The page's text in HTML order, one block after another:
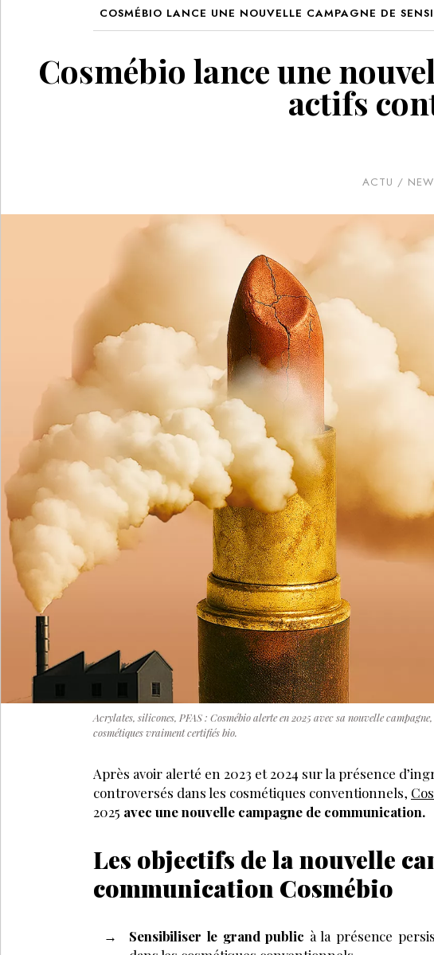
COSMÉBIO LANCE UNE NOUVELLE CAMPAGNE DE
Cosmébio lance une
actifs
ACTU /
Acrylates, silicones, PFAS : Cosmébio alerte en 2025 avec sa nouvelle
cosmétiques vraiment certifiés bio.
Après avoir alerté en 2023 et 2024 sur la présence
controversés dans les cosmétiques conventionnels,
2025 avec une nouvelle campagne de communication.
Les objectifs de la nouvelle
communication Cosmébio
Sensibiliser le grand public à la présence